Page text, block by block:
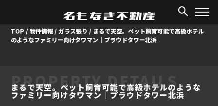
TOP /物件情報 /ガラス張り / まるで天空。ペット飼育可能で高級ホテル
のようなファミリー向けタワマン｜プラウドタワー北浜
PROPERTY DETAILS
まるで天空。ペット飼育可能で高級ホテルのような
ファミリー向けタワマン｜プラウドタワー北浜